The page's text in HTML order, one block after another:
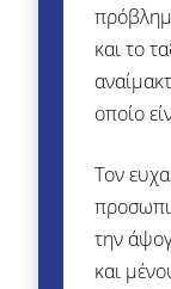
και το
οποίο
Τον
την
και